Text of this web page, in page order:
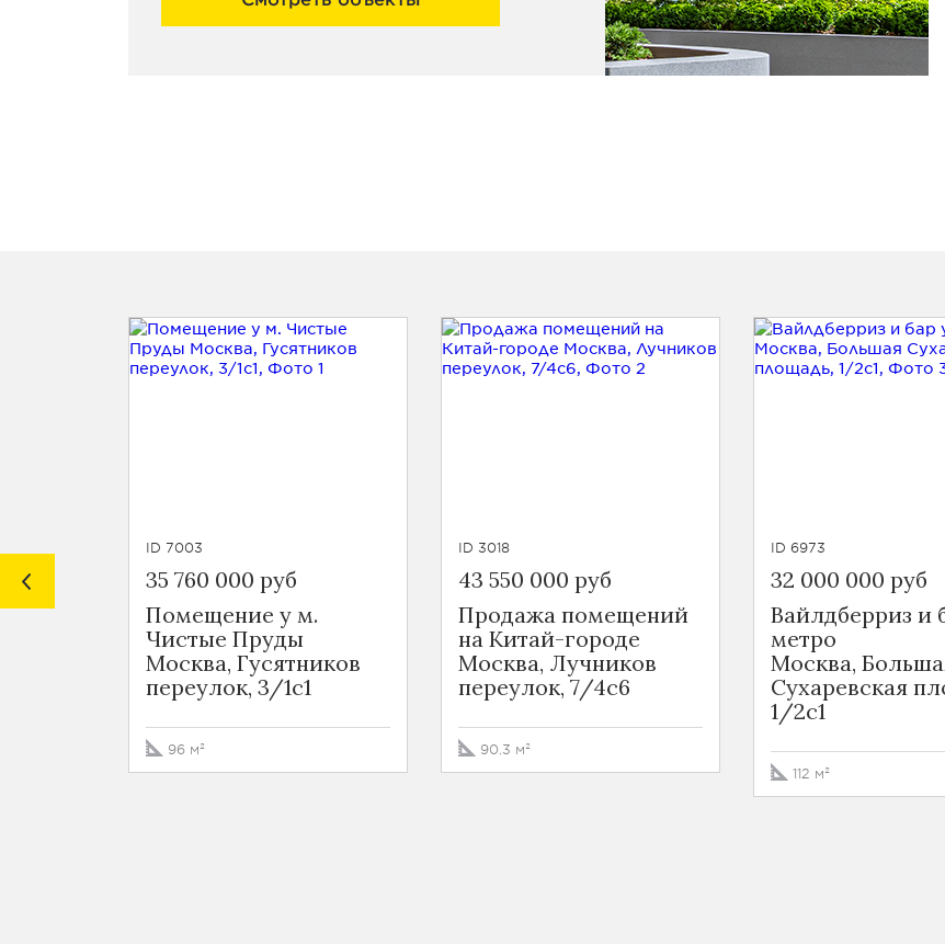
ID 7003
35 760 000 руб
Помещение у м.
Чистые Пруды
Москва, Гусятников
переулок, 3/1с1
96 м²
ID 3018
43 550 000 руб
Продажа помещений
на Китай-городе
Москва, Лучников
переулок, 7/4с6
90.3 м²
ID 6973
32 000 000 руб
Вайлдберриз и
метро
Москва,
Сухаревская
1/2с1
112 м²